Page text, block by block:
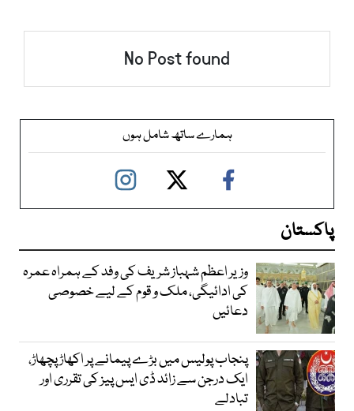
No Post found
ہمارے ساتھ شامل ہوں
پاکستان
وزیر اعظم شہباز شریف کی وفد کے ہمراہ عمرہ
کی ادائیگی، ملک و قوم کے لیے خصوصی
دعائیں
پنجاب پولیس میں بڑے پیمانے پر اکھاڑ پچھاڑ،
ایک درجن سے زائد ڈی ایس پیز کی تقرری اور
تبادلے